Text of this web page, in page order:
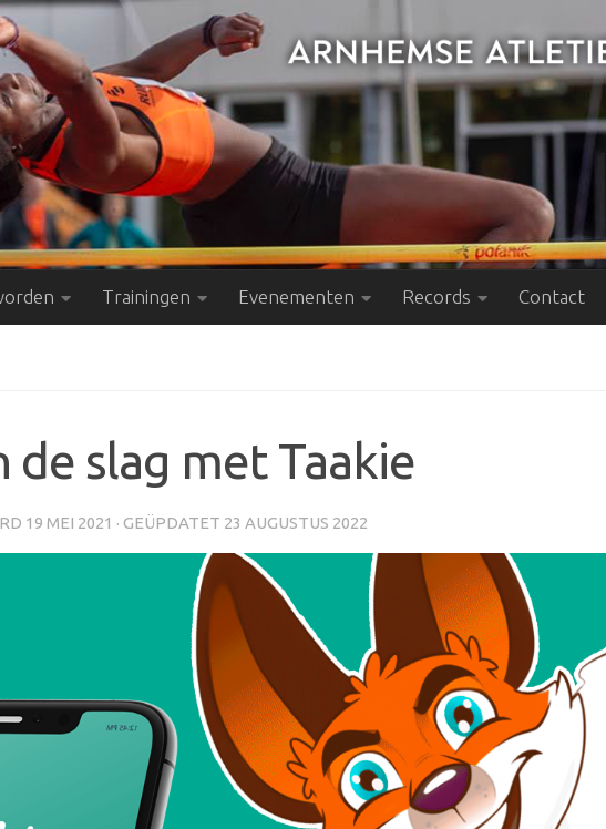
Trainingen Evenementen Records Contact
de slag met Taakie
19 MEI 2021 · GEÜPDATET 23 AUGUSTUS 2022